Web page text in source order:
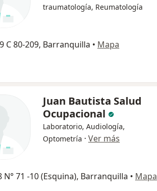
traumatología, Reumatología
C 80-209, Barranquilla • Mapa
Juan Bautista Salud
Ocupacional
Laboratorio, Audiología,
Optometría · Ver más
N° 71 -10 (Esquina), Barranquilla • Mapa